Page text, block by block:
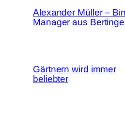
Alexander Müller –
Manager aus
Gärtnern wird immer
beliebter